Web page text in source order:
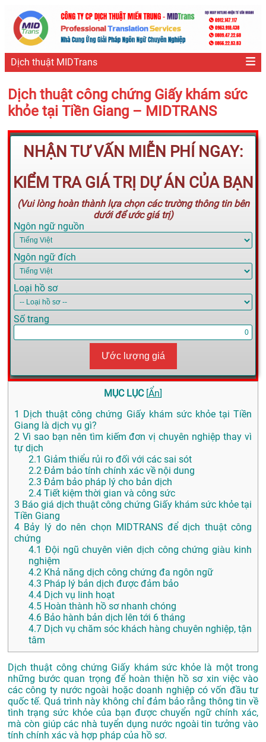
Dịch thuật MIDTrans
Dịch thuật công chứng Giấy khám sức
khỏe tại Tiền Giang – MIDTRANS
NHẬN TƯ VẤN MIỄN PHÍ NGAY:
KIỂM TRA GIÁ TRỊ DỰ ÁN CỦA BẠN
(Vui lòng hoàn thành lựa chọn các trường thông tin bên
dưới để ước giá trị)
Ngôn ngữ nguồn
Ngôn ngữ đích
Loại hồ sơ
Số trang
Ước lượng giá
MỤC LỤC [Ẩn]
1
Dịch thuật công chứng Giấy khám sức khỏe tại Tiền
Giang là dịch vụ gì?
2 Vì sao bạn nên tìm kiếm đơn vị chuyên nghiệp thay vì
tự dịch
2.1 Giảm thiểu rủi ro đối với các sai sót
2.2 Đảm bảo tính chính xác về nội dung
2.3 Đảm bảo pháp lý cho bản dịch
2.4 Tiết kiệm thời gian và công sức
3 Báo giá dịch thuật công chứng Giấy khám sức khỏe tại
Tiền Giang
4 Bảy lý do nên chọn MIDTRANS để dịch thuật công
chứng
4.1 Đội ngũ chuyên viên dịch công chứng giàu kinh
nghiệm
4.2 Khả năng dịch công chứng đa ngôn ngữ
4.3 Pháp lý bản dịch được đảm bảo
4.4 Dịch vụ linh hoạt
4.5 Hoàn thành hồ sơ nhanh chóng
4.6 Bảo hành bản dịch lên tới 6 tháng
4.7 Dịch vụ chăm sóc khách hàng chuyên nghiệp, tận
tâm
Dịch thuật công chứng Giấy khám sức khỏe là một trong
những bước quan trọng để hoàn thiện hồ sơ xin việc vào
các công ty nước ngoài hoặc doanh nghiệp có vốn đầu tư
quốc tế. Quá trình này không chỉ đảm bảo rằng thông tin về
tình trạng sức khỏe của bạn được chuyển ngữ chính xác,
mà còn giúp các nhà tuyển dụng nước ngoài tin tưởng vào
tính chính xác và hợp pháp của hồ sơ.